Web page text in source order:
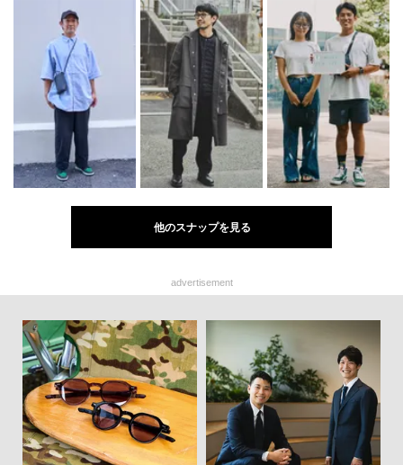
他のスナップを見る
advertisement